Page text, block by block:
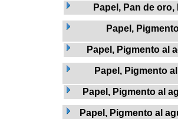
Papel, Pan de oro,
Papel,
Papel, Pigmento al
Papel, Pigmento
Papel, Pigmento al
Papel, Pigmento al